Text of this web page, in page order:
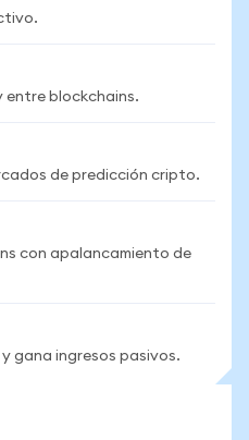
entre blockchains.
de predicción cripto.
con apalancamiento de
gana ingresos pasivos.